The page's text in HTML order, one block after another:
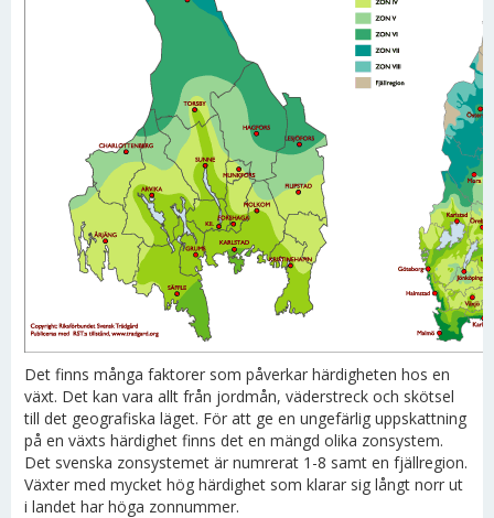
Det finns många faktorer som påverkar härdigheten hos en
växt. Det kan vara allt från jordmån, väderstreck och skötsel
till det geografiska läget. För att ge en ungefärlig uppskattning
på en växts härdighet finns det en mängd olika zonsystem.
Det svenska zonsystemet är numrerat 1-8 samt en fjällregion.
Växter med mycket hög härdighet som klarar sig långt norr ut
i landet har höga zonnummer.